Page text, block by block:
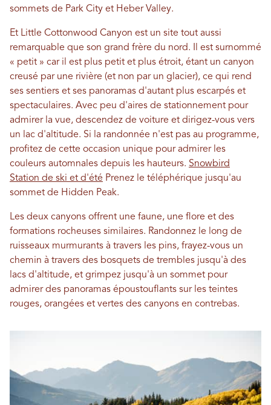
sommets de Park City et Heber Valley.
Et Little Cottonwood Canyon est un site tout aussi
remarquable que son grand frère du nord. Il est surnommé
« petit » car il est plus petit et plus étroit, étant un canyon
creusé par une rivière (et non par un glacier), ce qui rend
ses sentiers et ses panoramas d'autant plus escarpés et
spectaculaires. Avec peu d'aires de stationnement pour
admirer la vue, descendez de voiture et dirigez-vous vers
un lac d'altitude. Si la randonnée n'est pas au programme,
profitez de cette occasion unique pour admirer les
couleurs automnales depuis les hauteurs. Snowbird
Station de ski et d'été Prenez le téléphérique jusqu'au
sommet de Hidden Peak.
Les deux canyons offrent une faune, une flore et des
formations rocheuses similaires. Randonnez le long de
ruisseaux murmurants à travers les pins, frayez-vous un
chemin à travers des bosquets de trembles jusqu'à des
lacs d'altitude, et grimpez jusqu'à un sommet pour
admirer des panoramas époustouflants sur les teintes
rouges, orangées et vertes des canyons en contrebas.